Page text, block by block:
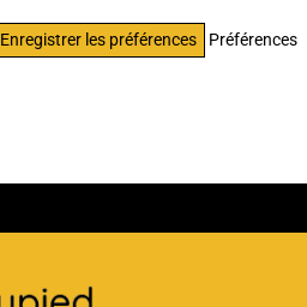
Enregistrer les préférences Préférences